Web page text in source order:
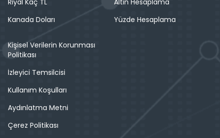
Riyal Kaç TL
Kanada Doları
Altın Hesaplama
Yüzde Hesaplama
Kişisel Verilerin Korunması
Politikası
İzleyici Temsilcisi
Kullanım Koşulları
Aydınlatma Metni
Çerez Politikası